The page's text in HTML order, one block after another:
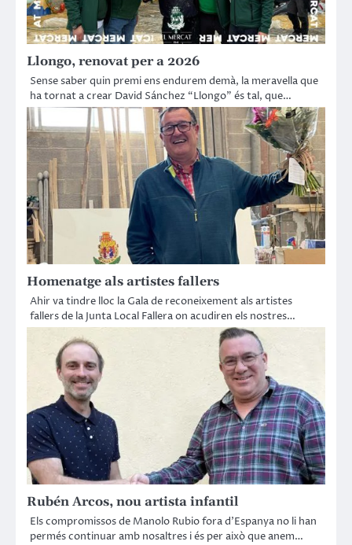
Llongo, renovat per a 2026
Sense saber quin premi ens endurem demà, la meravella que
ha tornat a crear David Sánchez “Llongo” és tal, que…
Homenatge als artistes fallers
Ahir va tindre lloc la Gala de reconeixement als artistes
fallers de la Junta Local Fallera on acudiren els nostres…
Rubén Arcos, nou artista infantil
Els compromissos de Manolo Rubio fora d’Espanya no li han
permés continuar amb nosaltres i és per això que anem…